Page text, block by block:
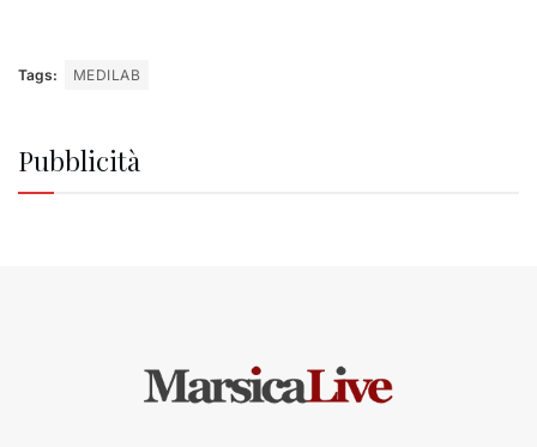
Tags: MEDILAB
Pubblicità